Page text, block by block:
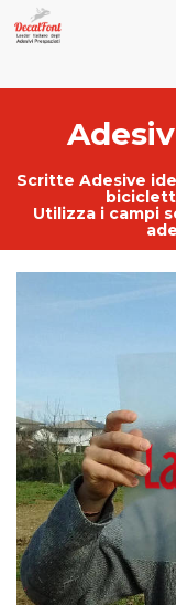
Scritte Adesive
Utilizza i campi